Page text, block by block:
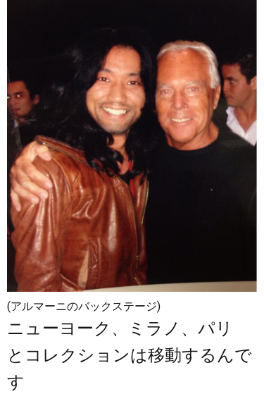
(アルマーニのバックステージ)
ニューヨーク、ミラノ、パリ
とコレクションは移動するんで
す